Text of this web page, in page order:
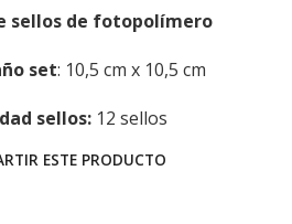
sellos de fotopolímero
set: 10,5 cm x 10,5 cm
sellos: 12 sellos
ESTE PRODUCTO